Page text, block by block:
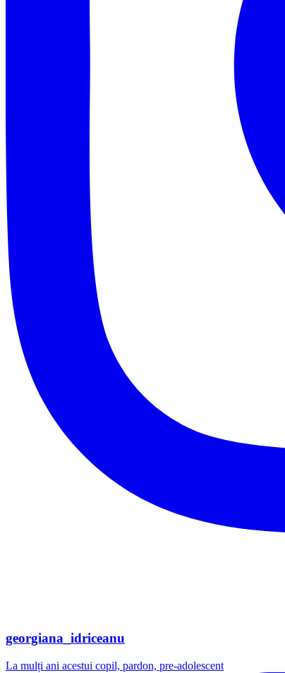
georgiana_idriceanu
La mulți ani acestui copil, pardon, pre-adolescent